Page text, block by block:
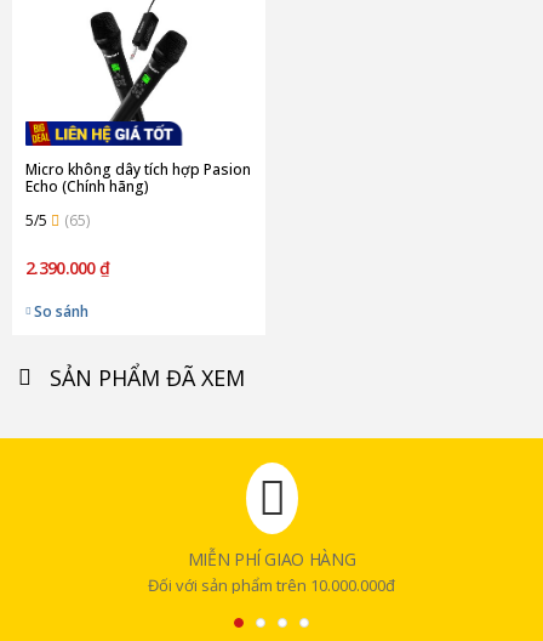
Micro không dây tích hợp Pasion
Echo (Chính hãng)
5/5
(65)
2.390.000 ₫
So sánh
SẢN PHẨM ĐÃ XEM
MIỄN PHÍ GIAO HÀNG
Đối với sản phẩm trên 10.000.000đ